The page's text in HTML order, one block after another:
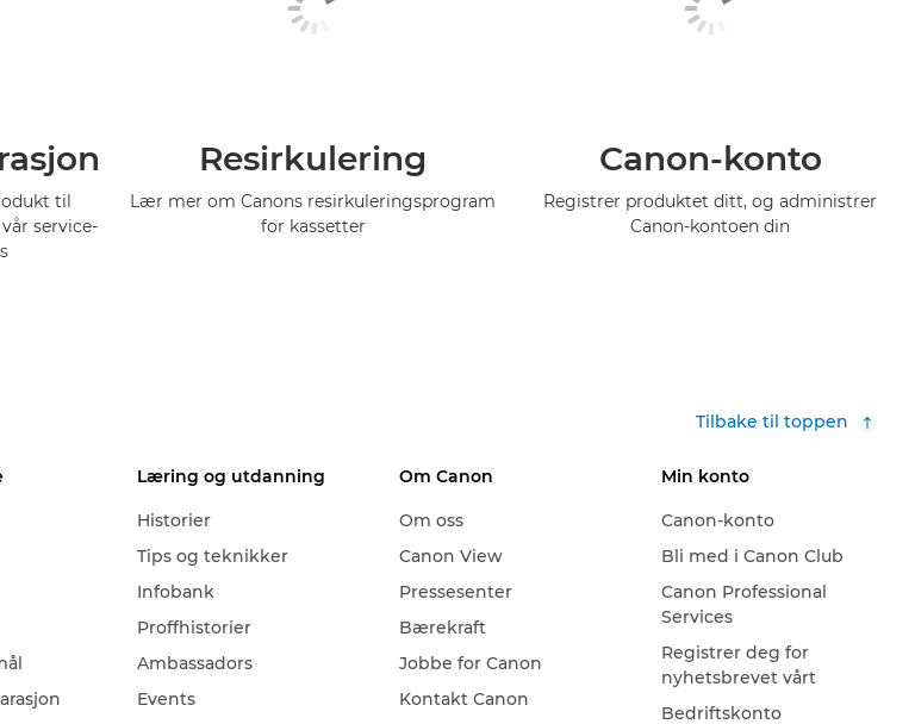
til
service-
Resirkulering
Lær mer om Canons resirkuleringsprogram
for kassetter
Canon-konto
Registrer produktet ditt, og administrer
Canon-kontoen din
Tilbake til toppen
Læring og utdanning
Historier
Tips og teknikker
Infobank
Proffhistorier
Ambassadors
Events
Om Canon
Om oss
Canon View
Pressesenter
Bærekraft
Jobbe for Canon
Kontakt Canon
Min konto
Canon-konto
Bli med i Canon Club
Canon Professional
Services
Registrer deg for
nyhetsbrevet vårt
Bedriftskonto